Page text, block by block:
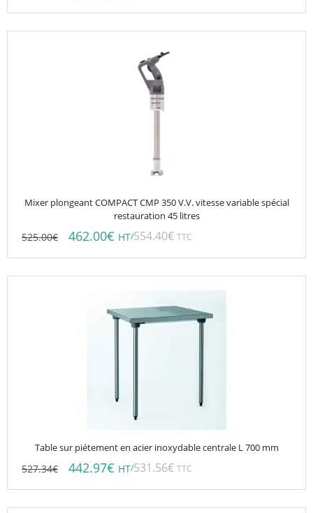
Mixer plongeant COMPACT CMP 350 V.V. vitesse variable spécial
restauration 45 litres
525.00€ 462.00€ HT/554.40€ TTC
Table sur piétement en acier inoxydable centrale L 700 mm
527.34€ 442.97€ HT/531.56€ TTC